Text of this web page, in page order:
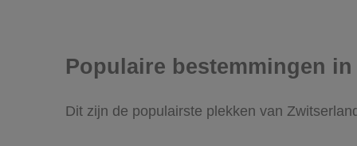
Populaire bestemmingen in
Dit zijn de populairste plekken van